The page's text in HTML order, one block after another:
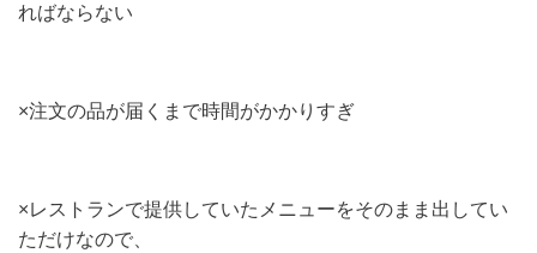
ればならない
×注文の品が届くまで時間がかかりすぎ
×レストランで提供していたメニューをそのまま出してい
ただけなので、